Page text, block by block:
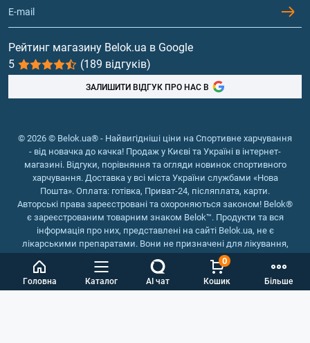
Головна Каталог AI чат Кошик
0
Більше
Гейнери
Вітаміни та мінерали
Риб'ячий жир, жирні кислоти
Рейтинг магазину Belok.ua в Google
5
(189 відгуків)
ЗАЛИШИТИ ВІДГУК ПРО НАС В
© 2026 © Belok.ua® - Найвигідніші ціни на Спортивне харчування
- від новачка до качка! Продаж у Києві та Україні в інтернет-
магазині. Відгуки, порівняння та огляди новинок спортивного
харчування. Доставка у всі міста України службами «Нова
Пошта». Оплата: готівка, Приват-24, післяплата, карти.
Авторські права зареєстровані та охороняються законом! Belok®
є зареєстрованим товарним знаком Belok™. Продукти та вся
інформація про них, представлені на сайті Belok.ua, не є
лікарськими препаратами. Вони не призначені для лікування,
зняття симптомів та запобігання хворобам.
Інтернет магазин Belok.ua
Інтернет магазин спортивного
харчування